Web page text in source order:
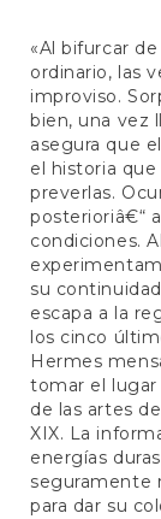
«Al bifurcar
ordinario, las
improviso.
bien, una vez
asegura que
el historia
preverlas.
posterioriâ€“
condiciones.
su
escapa a la
los cinco
Hermes
tomar el
de las artes
XIX. La
energías
seguramente
para dar su